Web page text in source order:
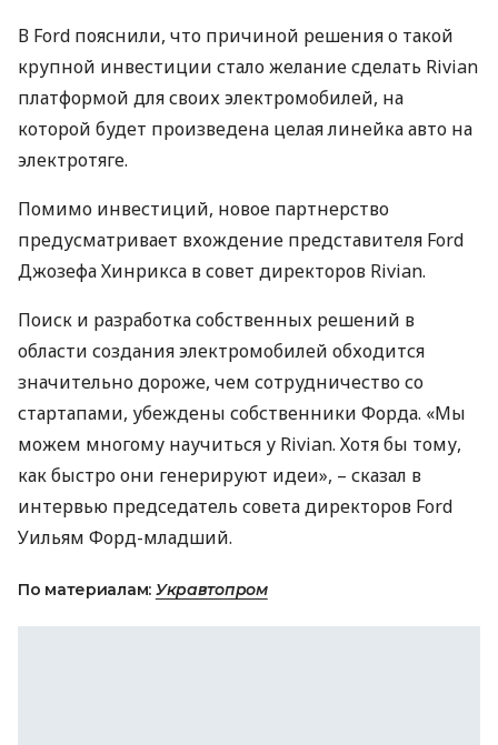
В Ford пояснили, что причиной решения о такой
крупной инвестиции стало желание сделать Rivian
платформой для своих электромобилей, на
которой будет произведена целая линейка авто на
электротяге.
Помимо инвестиций, новое партнерство
предусматривает вхождение представителя Ford
Джозефа Хинрикса в совет директоров Rivian.
Поиск и разработка собственных решений в
области создания электромобилей обходится
значительно дороже, чем сотрудничество со
стартапами, убеждены собственники Форда. «Мы
можем многому научиться у Rivian. Хотя бы тому,
как быстро они генерируют идеи», – сказал в
интервью председатель совета директоров Ford
Уильям Форд-младший.
По материалам: Укравтопром